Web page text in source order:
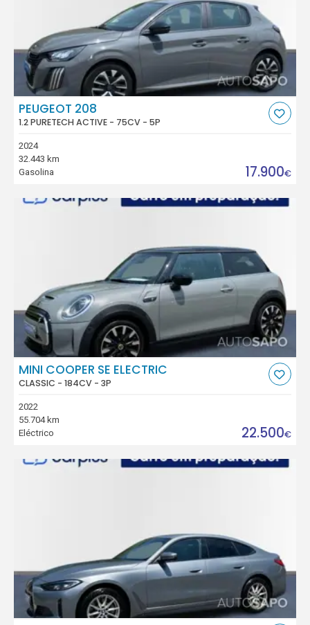
PEUGEOT 208
1.2 PURETECH ACTIVE - 75CV - 5P
2024
32.443 km
Gasolina
17.900€
MINI COOPER SE ELECTRIC
CLASSIC - 184CV - 3P
2022
55.704 km
Eléctrico
22.500€